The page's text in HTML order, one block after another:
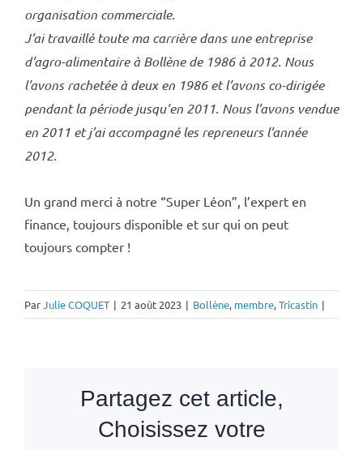
organisation commerciale.
J’ai travaillé toute ma carrière dans une entreprise
d’agro-alimentaire à Bollène de 1986 à 2012. Nous
l’avons rachetée à deux en 1986 et l’avons co-dirigée
pendant la période jusqu’en 2011. Nous l’avons vendue
en 2011 et j’ai accompagné les repreneurs l’année
2012.
Un grand merci à notre “Super Léon”, l’expert en
finance, toujours disponible et sur qui on peut
toujours compter !
ParJulie COQUET | 21 août 2023 | Bollène, membre,Tricastin |
Partagez cet article,
Choisissez votre